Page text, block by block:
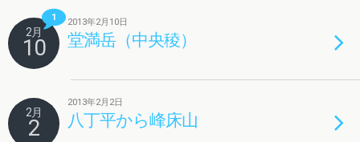
1
2月
10
2013年2月10日
堂満岳（中央稜）
2月
2
2013年2月2日
八丁平から峰床山